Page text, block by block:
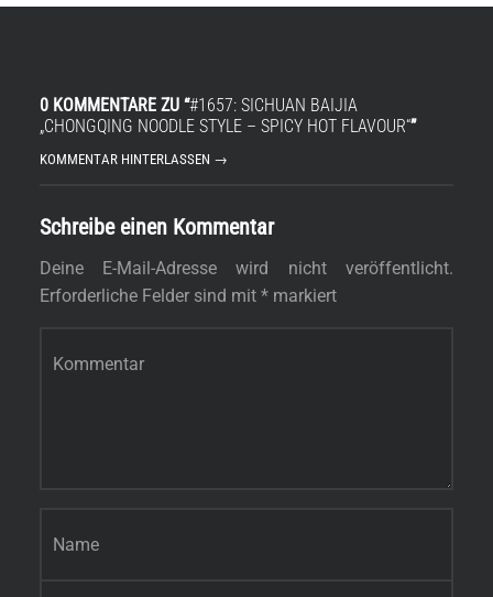
0 KOMMENTARE ZU “#1657: SICHUAN BAIJIA
„CHONGQING NOODLE STYLE – SPICY HOT FLAVOUR“”
KOMMENTAR HINTERLASSEN →
Schreibe einen Kommentar
Deine E-Mail-Adresse wird nicht veröffentlicht.
Erforderliche Felder sind mit *markiert